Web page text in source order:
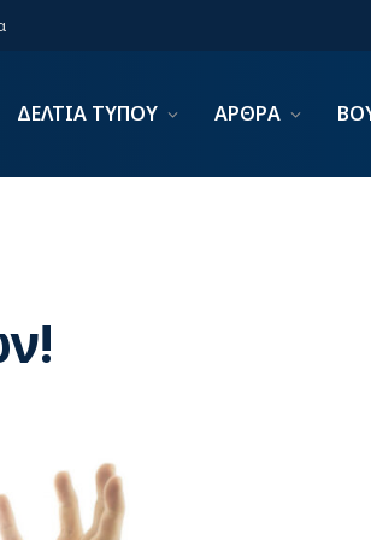
ΔΕΛΤΙΑ ΤΥΠΟΥ ΑΡΘΡΑ